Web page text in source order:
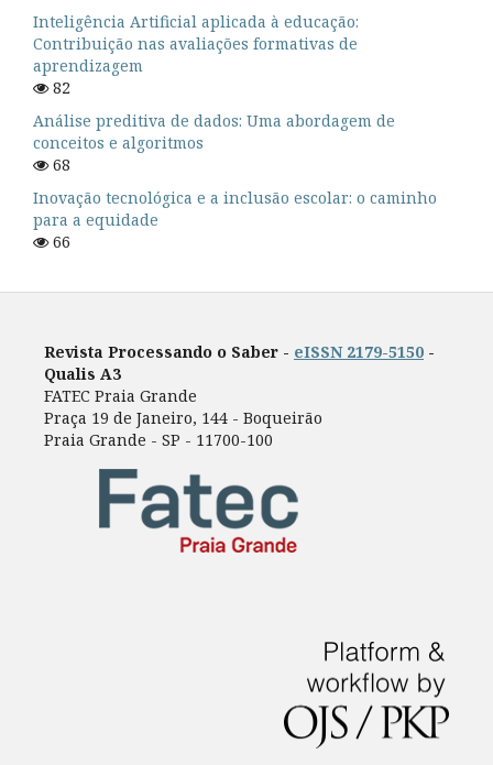
Inteligência Artificial aplicada à educação:
Contribuição nas avaliações formativas de
aprendizagem
82
Análise preditiva de dados: Uma abordagem de
conceitos e algoritmos
68
Inovação tecnológica e a inclusão escolar: o caminho
para a equidade
66
Revista Processando o Saber - eISSN 2179-5150 -
Qualis A3
FATEC Praia Grande
Praça 19 de Janeiro, 144 - Boqueirão
Praia Grande - SP - 11700-100